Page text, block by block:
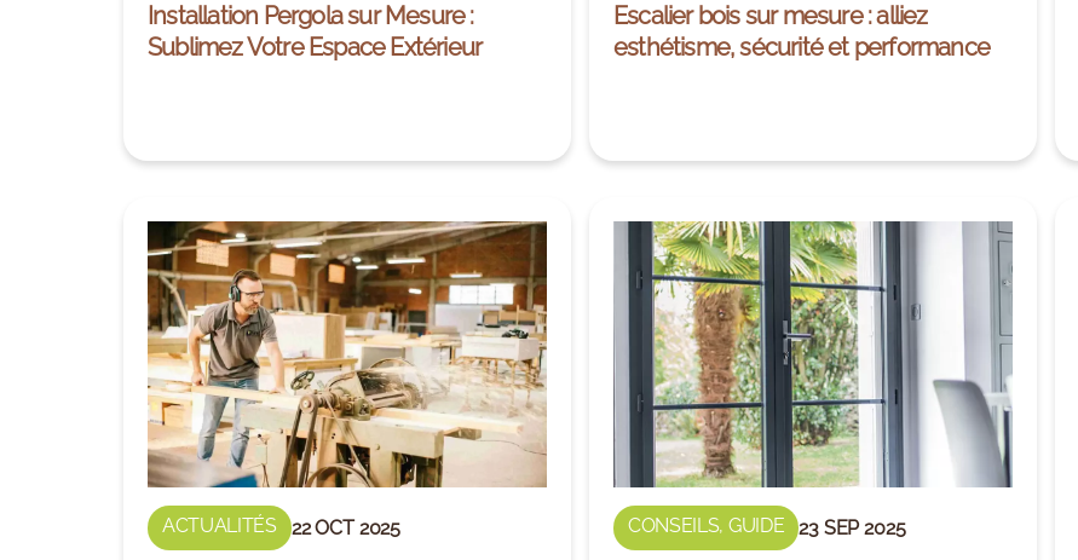
Installation Pergola sur Mesure :
Sublimez Votre Espace Extérieur
Escalier bois sur mesure : alliez
esthétisme, sécurité et performance
ACTUALITÉS 22 OCT 2025 CONSEILS, GUIDE 23 SEP 2025